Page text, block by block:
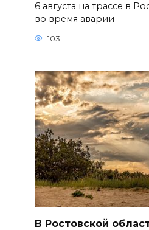
6 августа на трассе в
во время аварии
103
В Ростовской